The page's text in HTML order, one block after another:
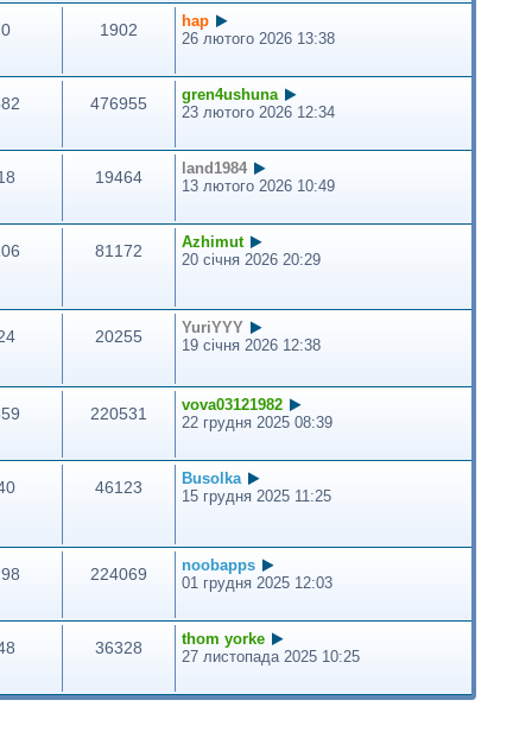
0 1902
hap
26 лютого 2026 13:38
476955
gren4ushuna
23 лютого 2026 12:34
19464
land1984
13 лютого 2026 10:49
81172
Azhimut
20 січня 2026 20:29
20255
YuriYYY
19 січня 2026 12:38
220531
vova03121982
22 грудня 2025 08:39
46123
Busolka
15 грудня 2025 11:25
224069
noobapps
01 грудня 2025 12:03
36328
thom yorke
27 листопада 2025 10:25